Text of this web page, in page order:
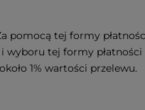
pomocą tej formy
wyboru tej formy
1% wartości przelewu.